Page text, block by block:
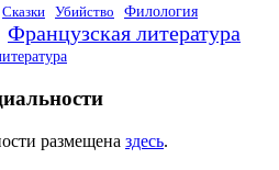
Сказки Убийство
Филология
Французская литература
размещена здесь.